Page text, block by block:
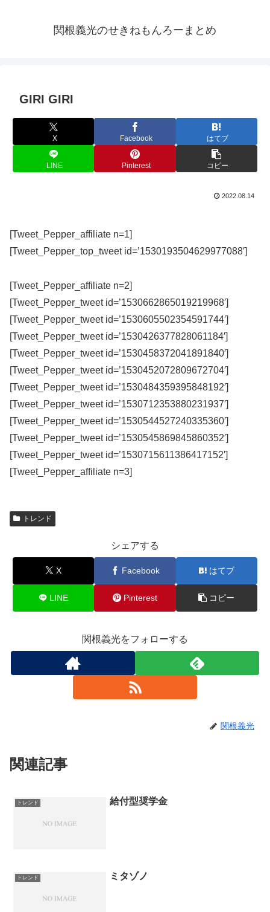
関根義光のせきねもんろーまとめ
GIRI GIRI
X Facebook はてブ
LINE Pinterest コピー
2022.08.14
[Tweet_Pepper_affiliate n=1]
[Tweet_Pepper_top_tweet id=’1530193504629977088′]
[Tweet_Pepper_affiliate n=2]
[Tweet_Pepper_tweet id=’1530662865019219968′]
[Tweet_Pepper_tweet id=’1530605502354591744′]
[Tweet_Pepper_tweet id=’1530426377828061184′]
[Tweet_Pepper_tweet id=’1530458372041891840′]
[Tweet_Pepper_tweet id=’1530452072809672704′]
[Tweet_Pepper_tweet id=’1530484359395848192′]
[Tweet_Pepper_tweet id=’1530712353880231937′]
[Tweet_Pepper_tweet id=’1530544527240335360′]
[Tweet_Pepper_tweet id=’1530545869845860352′]
[Tweet_Pepper_tweet id=’1530715611386417152′]
[Tweet_Pepper_affiliate n=3]
トレンド
シェアする
X Facebook はてブ
LINE Pinterest コピー
関根義光をフォローする
関根義光
関連記事
トレンド 給付型奨学金
トレンド ミタゾノ